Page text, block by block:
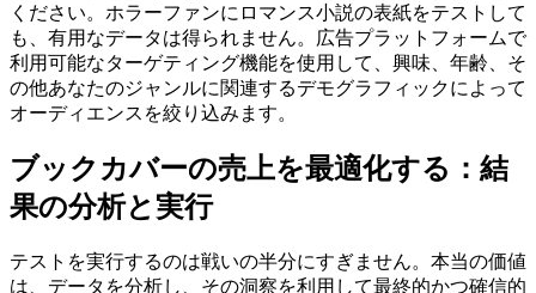
ください。ホラーファンにロマンス小説の表紙をテストして
も、有用なデータは得られません。広告プラットフォームで
利用可能なターゲティング機能を使用して、興味、年齢、そ
の他あなたのジャンルに関連するデモグラフィックによって
オーディエンスを絞り込みます。
ブックカバーの売上を最適化する：結
果の分析と実行
テストを実行するのは戦いの半分にすぎません。本当の価値
は、データを分析し、その洞察を利用して最終的かつ確信的